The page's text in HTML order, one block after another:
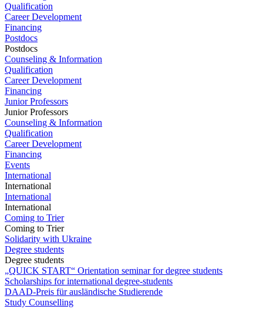
Qualification
Career Development
Financing
Postdocs
Postdocs
Counseling & Information
Qualification
Career Development
Financing
Junior Professors
Junior Professors
Counseling & Information
Qualification
Career Development
Financing
Events
International
International
International
International
Coming to Trier
Coming to Trier
Solidarity with Ukraine
Degree students
Degree students
„QUICK START“ Orientation seminar for degree students
Scholarships for international degree-students
DAAD-Preis für ausländische Studierende
Study Counselling